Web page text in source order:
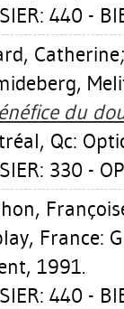
440 -
Catherine
du
Qc:
330 -
France:
1991.
440 -